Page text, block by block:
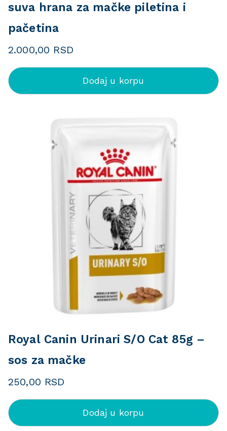
suva hrana za mačke piletina i
pačetina
2.000,00 RSD
Dodaj u korpu
Royal Canin Urinari S/O Cat 85g –
sos za mačke
250,00 RSD
Dodaj u korpu